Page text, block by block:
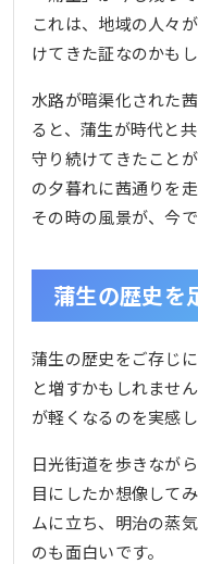
これは、地域の人々
けてきた証なのかも
水路が暗渠化された
ると、蒲生が時代と
守り続けてきたこと
の夕暮れに茜通りを
その時の風景が、今
蒲生の歴史を
蒲生の歴史をご存じ
と増すかもしれませ
が軽くなるのを実感し
日光街道を歩きなが
目にしたか想像して
ムに立ち、明治の蒸
のも面白いです。